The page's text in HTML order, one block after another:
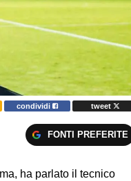
condividi
tweet
FONTI PREFERITE
ha parlato il tecnico